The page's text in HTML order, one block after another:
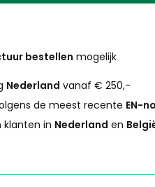
bestellen mogelijk
Nederland vanaf € 250,-
de meest recente EN-
klanten in Nederland en